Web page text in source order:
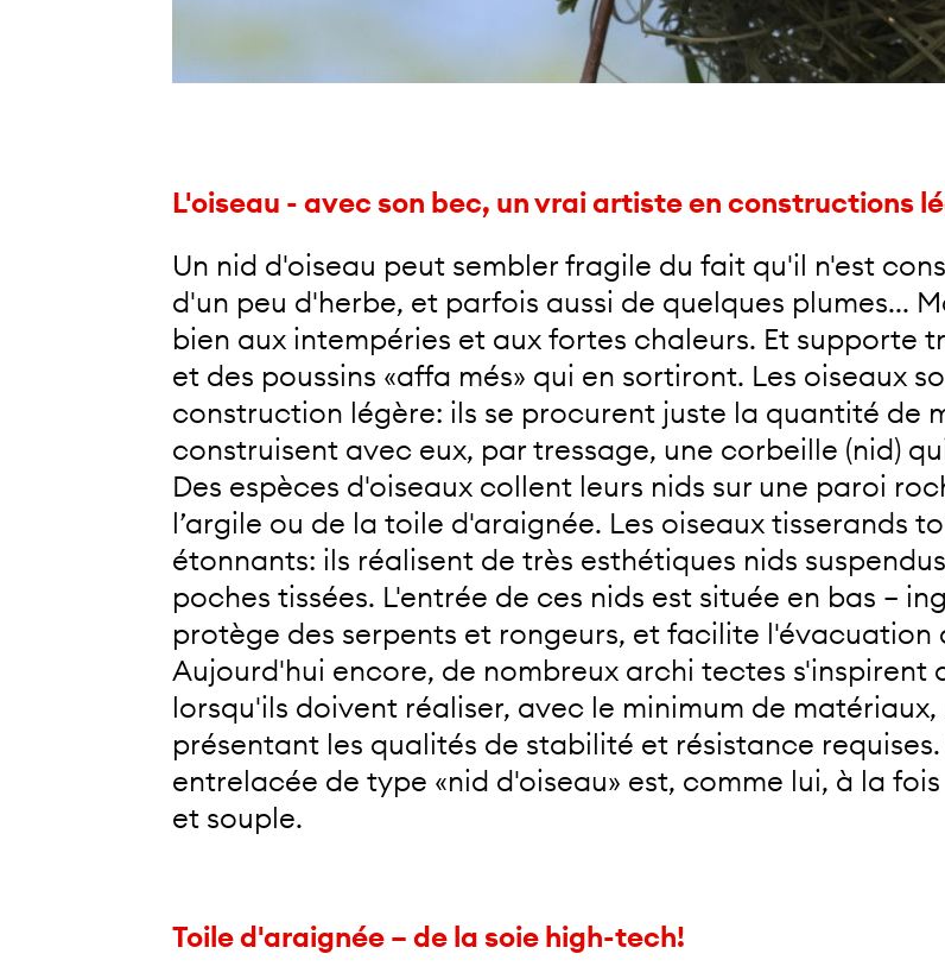
L'oiseau - avec son bec, un vrai artiste en constructions
Un nid d'oiseau peut sembler fragile du fait qu'il n'est
d'un peu d'herbe, et parfois aussi de quelques plumes...
bien aux intempéries et aux fortes chaleurs. Et supporte
et des poussins «affa més» qui en sortiront. Les oiseaux
construction légère: ils se procurent juste la quantité de
construisent avec eux, par tressage, une corbeille (nid)
Des espèces d'oiseaux collent leurs nids sur une paroi
l’argile ou de la toile d'araignée. Les oiseaux tisserands
étonnants: ils réalisent de très esthétiques nids
poches tissées. L'entrée de ces nids est située en bas –
protège des serpents et rongeurs, et facilite l'évacuation
Aujourd'hui encore, de nombreux archi tectes s'inspirent
lorsqu'ils doivent réaliser, avec le minimum de
présentant les qualités de stabilité et résistance
entrelacée de type «nid d'oiseau» est, comme lui, à la
et souple.
Toile d'araignée – de la soie high-tech!